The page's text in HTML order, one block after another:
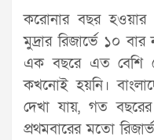
করোনার বছর
মুদ্রার রিজার্ভে ১০
এক বছরে এত বেশি
কখনোই হয়নি।
দেখা যায়, গত
প্রথমবারের মতো